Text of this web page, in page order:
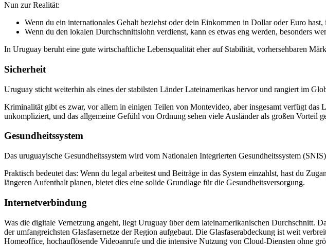
Nun zur Realität:
Wenn du ein internationales Gehalt beziehst oder dein Einkommen in Dollar oder Euro
Wenn du den lokalen Durchschnittslohn verdienst, kann es etwas eng werden, besonders
In Uruguay beruht eine gute wirtschaftliche Lebensqualität eher auf Stabilität, vorhersehbaren
Sicherheit
Uruguay sticht weiterhin als eines der stabilsten Länder Lateinamerikas hervor und rangiert im
Kriminalität gibt es zwar, vor allem in einigen Teilen von Montevideo, aber insgesamt verfügt
unkompliziert, und das allgemeine Gefühl von Ordnung sehen viele Ausländer als großen Vorteil
Gesundheitssystem
Das uruguayische Gesundheitssystem wird vom Nationalen Integrierten Gesundheitssystem
Praktisch bedeutet das: Wenn du legal arbeitest und Beiträge in das System einzahlst, hast du
längeren Aufenthalt planen, bietet dies eine solide Grundlage für die Gesundheitsversorgung.
Internetverbindung
Was die digitale Vernetzung angeht, liegt Uruguay über dem lateinamerikanischen Durchschnitt.
der umfangreichsten Glasfasernetze der Region aufgebaut. Die Glasfaserabdeckung ist weit
Homeoffice, hochauflösende Videoanrufe und die intensive Nutzung von Cloud-Diensten ohne